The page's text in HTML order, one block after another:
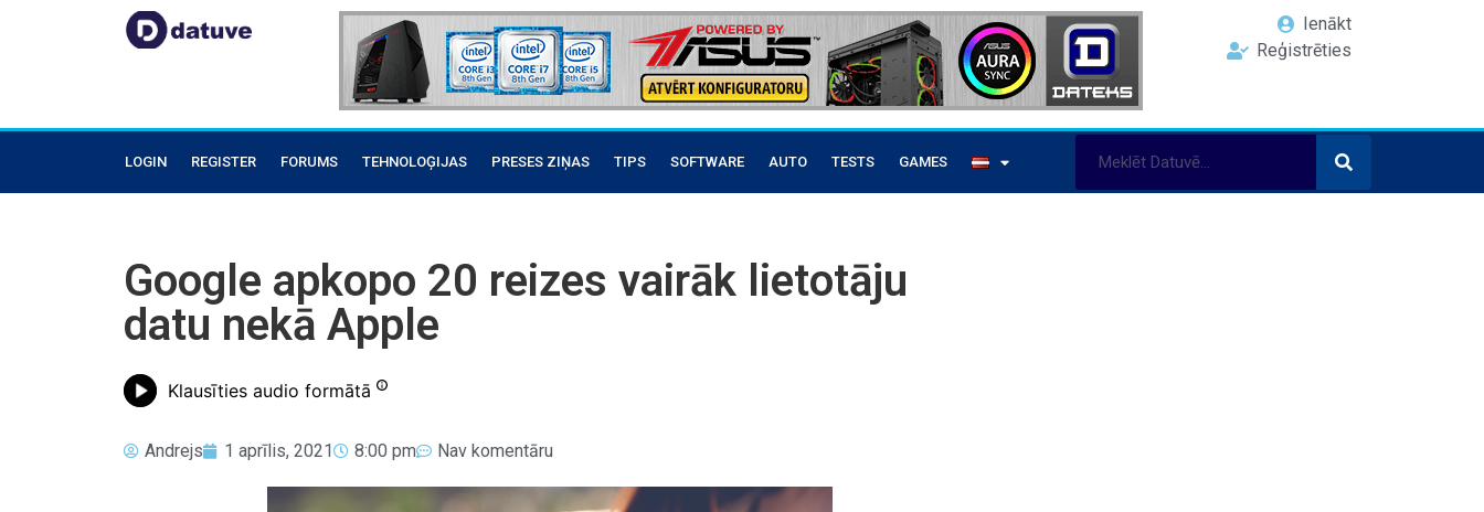
Ienākt
Reģistrēties
LOGIN REGISTER FORUMS TEHNOLOĢIJAS PRESES ZIŅAS TIPS SOFTWARE AUTO TESTS GAMES
Google apkopo 20 reizes vairāk lietotāju
datu nekā Apple
Klausīties audio formātā
Andrejs 1 aprīlis, 2021 8:00 pm Nav komentāru